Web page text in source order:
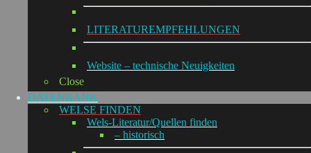
LITERATUREMPFEHLUNGEN
Website – technische Neuigkeiten
Close
DATENBANK
WELSE FINDEN
Wels-Literatur/Quellen finden
– historisch